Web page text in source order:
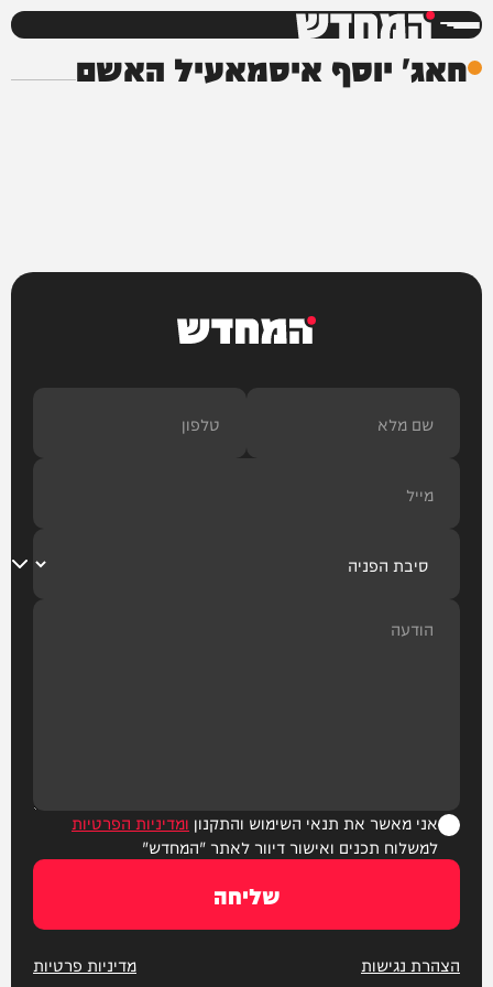
המחדש
חאג' יוסף איסמאעיל האשם
המחדש
אני מאשר את תנאי השימוש והתקנון ומדיניות הפרטיות
למשלוח תכנים ואישור דיוור לאתר "המחדש"
שליחה
הצהרת נגישות מדיניות פרטיות